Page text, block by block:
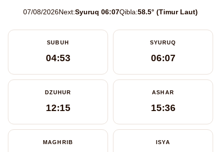
07/08/2026Next:Syuruq 06:07Qibla:58.5° (Timur Laut)
SUBUH
04:53
SYURUQ
06:07
DZUHUR
12:15
ASHAR
15:36
MAGHRIB ISYA